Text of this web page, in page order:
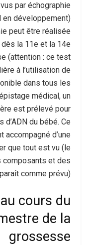
par échographie
en développement)
peut être réalisée
la 11e et la 14e
(attention : ce test
à l’utilisation de
dans tous les
médical, un
est prélevé pour
du bébé. Ce
d’une
que tout est vu (le
composants et des
comme prévu).
cours du
de la
grossesse